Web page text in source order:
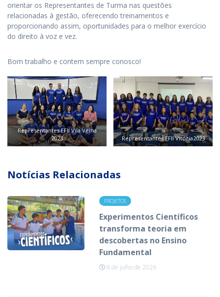
orientar os Representantes de Turma nas questões
relacionadas à gestão, oferecendo treinamentos e
proporcionando assim, oportunidades para o melhor exercício
do direito à voz e vez.
Bom trabalho e contem sempre conosco!
Representantes EFII Vila Velha
2023
Representantes EFII Vitória2023
Notícias Relacionadas
PROJETOS
Experimentos Científicos
transforma teoria em
descobertas no Ensino
Fundamental
8 de julho de 2026